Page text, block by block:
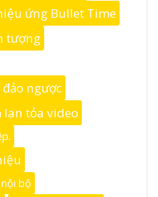
ứng Bullet Time
tượng
ngược
tỏa video
bộ